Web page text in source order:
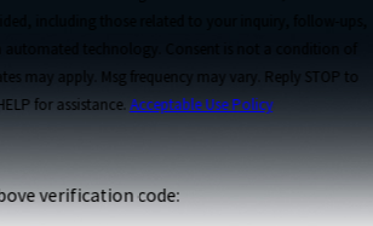
Consent is not a condition of
may apply. Msg frequency may vary. Reply STOP to
for assistance. Acceptable Use Policy
verification code: